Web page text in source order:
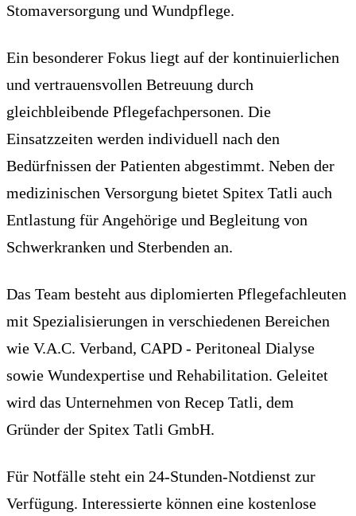
Stomaversorgung und Wundpflege.
Ein besonderer Fokus liegt auf der kontinuierlichen
und vertrauensvollen Betreuung durch
gleichbleibende Pflegefachpersonen. Die
Einsatzzeiten werden individuell nach den
Bedürfnissen der Patienten abgestimmt. Neben der
medizinischen Versorgung bietet Spitex Tatli auch
Entlastung für Angehörige und Begleitung von
Schwerkranken und Sterbenden an.
Das Team besteht aus diplomierten Pflegefachleuten
mit Spezialisierungen in verschiedenen Bereichen
wie V.A.C. Verband, CAPD - Peritoneal Dialyse
sowie Wundexpertise und Rehabilitation. Geleitet
wird das Unternehmen von Recep Tatli, dem
Gründer der Spitex Tatli GmbH.
Für Notfälle steht ein 24-Stunden-Notdienst zur
Verfügung. Interessierte können eine kostenlose